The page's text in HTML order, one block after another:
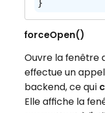
forceOpen()
Ouvre la fenêtre
effectue un
backend, ce qui
Elle affiche la